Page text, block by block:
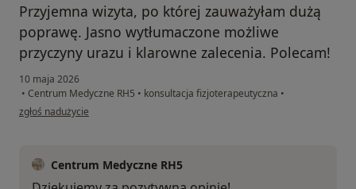
Przyjemna wizyta, po której zauważyłam dużą
poprawę. Jasno wytłumaczone możliwe
przyczyny urazu i klarowne zalecenia. Polecam!
10 maja 2026
• Centrum Medyczne RH5 • konsultacja fizjoterapeutyczna •
w opinii użytkownika RB
zgłoś nadużycie
Centrum Medyczne RH5